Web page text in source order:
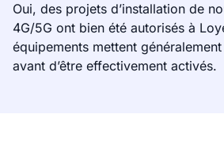
Oui, des projets d’installation de
4G/5G ont bien été autorisés à
équipements mettent
avant d’être effectivement activés.